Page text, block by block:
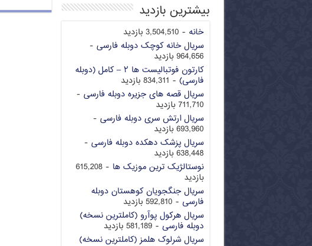
بیشترین بازدید
خانه - 3,504,510 بازدید
سریال خانه کوچک دوبله فارسی -
964,656 بازدید
کارتون فوتبالیست ها ۲ – کامل (دوبله
فارسی) - 834,311 بازدید
سریال قصه های جزیره دوبله فارسی -
711,710 بازدید
سریال ارتش سری دوبله فارسی -
693,960 بازدید
سریال پزشک دهکده دوبله فارسی -
638,448 بازدید
نوستالژیک ترین موزیک ها
- 615,208
بازدید
سریال جنگجویان کوهستان دوبله
فارسی - 592,810 بازدید
سریال هرکول پوآرو (کاملترین نسخه)
دوبله فارسی - 581,189 بازدید
سریال شرلوک هلمز (کاملترین نسخه)